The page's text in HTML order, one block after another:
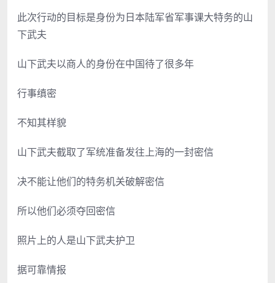
此次行动的目标是身份为日本陆军省军事课大特务的山
下武夫
山下武夫以商人的身份在中国待了很多年
行事缜密
不知其样貌
山下武夫截取了军统准备发往上海的一封密信
决不能让他们的特务机关破解密信
所以他们必须夺回密信
照片上的人是山下武夫护卫
据可靠情报